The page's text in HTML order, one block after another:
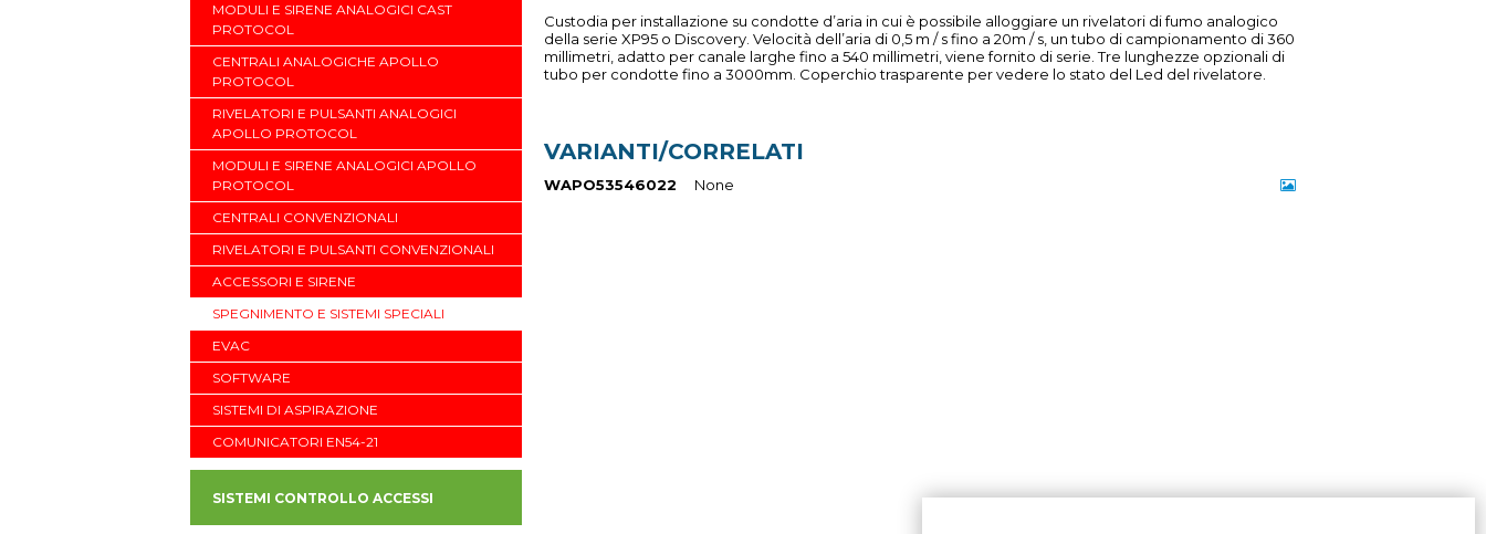
MODULI E SIRENE ANALOGICI CAST
PROTOCOL
CENTRALI ANALOGICHE APOLLO
PROTOCOL
RIVELATORI E PULSANTI ANALOGICI
APOLLO PROTOCOL
MODULI E SIRENE ANALOGICI APOLLO
PROTOCOL
CENTRALI CONVENZIONALI
RIVELATORI E PULSANTI CONVENZIONALI
ACCESSORI E SIRENE
SPEGNIMENTO E SISTEMI SPECIALI
EVAC
SOFTWARE
SISTEMI DI ASPIRAZIONE
COMUNICATORI EN54-21
SISTEMI CONTROLLO ACCESSI
Custodia per installazione su condotte d’aria in cui è possibile alloggiare un rivelatori di fumo analogico
della serie XP95 o Discovery. Velocità dell’aria di 0,5 m / s fino a 20m / s, un tubo di campionamento di 360
millimetri, adatto per canale larghe fino a 540 millimetri, viene fornito di serie. Tre lunghezze opzionali di
tubo per condotte fino a 3000mm. Coperchio trasparente per vedere lo stato del Led del rivelatore.
VARIANTI/CORRELATI
WAPO53546022 None